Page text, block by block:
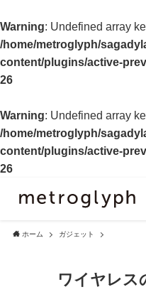
Warning: Undefined array
/home/metroglyph/
content/plugins/active-
26
Warning: Undefined array
/home/metroglyph/
content/plugins/active-
26
ホーム ガジェット
ワイヤレス